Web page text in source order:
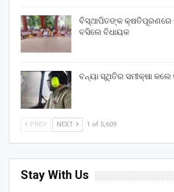
ବିସ୍ଥାପିତଙ୍କ କ୍ଷତିପୂରଣରେ
ବସିଲେ ବିଧାୟକ
ବନ୍ୟା ସ୍ଥିତିର ସମୀକ୍ଷା କଲେ
PREV NEXT 1 of 5,609
Stay With Us